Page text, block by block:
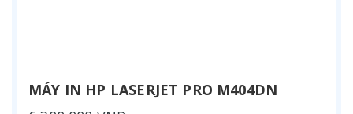
MÁY IN HP LASERJET PRO M404DN